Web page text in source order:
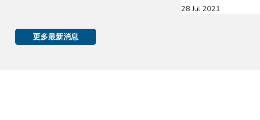
28 Jul 2021
更多最新消息